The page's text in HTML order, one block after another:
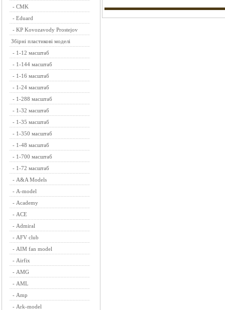
- CMK
- Eduard
- KP Kovozavody Prostejov
Збірні пластикові моделі
- 1-12 масштаб
- 1-144 масштаб
- 1-16 масштаб
- 1-24 масштаб
- 1-288 масштаб
- 1-32 масштаб
- 1-35 масштаб
- 1-350 масштаб
- 1-48 масштаб
- 1-700 масштаб
- 1-72 масштаб
- A&A Models
- A-model
- Academy
- ACE
- Admiral
- AFV club
- AIM fan model
- Airfix
- AMG
- AML
- Amp
- Ark-model